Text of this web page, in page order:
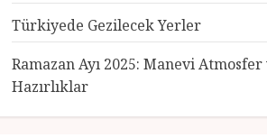
Türkiyede Gezilecek Yerler
Ramazan Ayı 2025: Manevi Atmosfer
Hazırlıklar
3
Genel
Türkiye’nin En
Kedileri Seçildi